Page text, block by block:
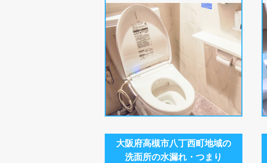
大阪府高槻市八丁西町地域の
洗面所の水漏れ・つまり